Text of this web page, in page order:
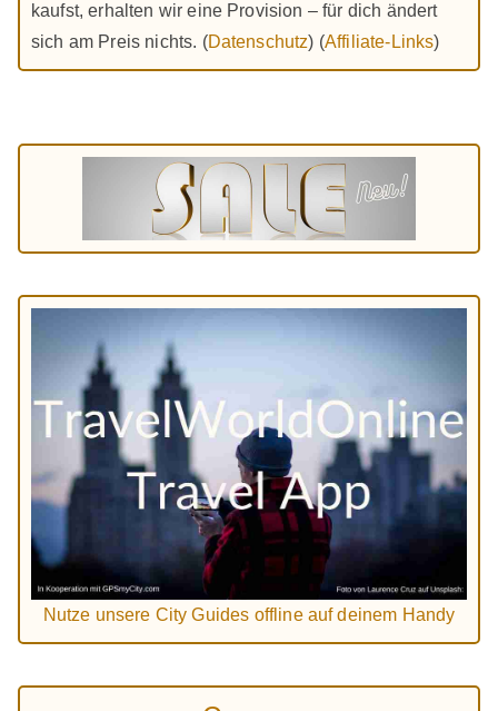
kaufst, erhalten wir eine Provision – für dich ändert
sich am Preis nichts. (Datenschutz) (Affiliate-Links)
Nutze unsere City Guides offline auf deinem Handy